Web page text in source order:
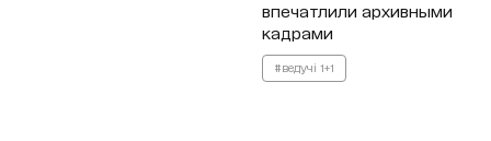
впечатлили архивными
кадрами
#ведучі 1+1